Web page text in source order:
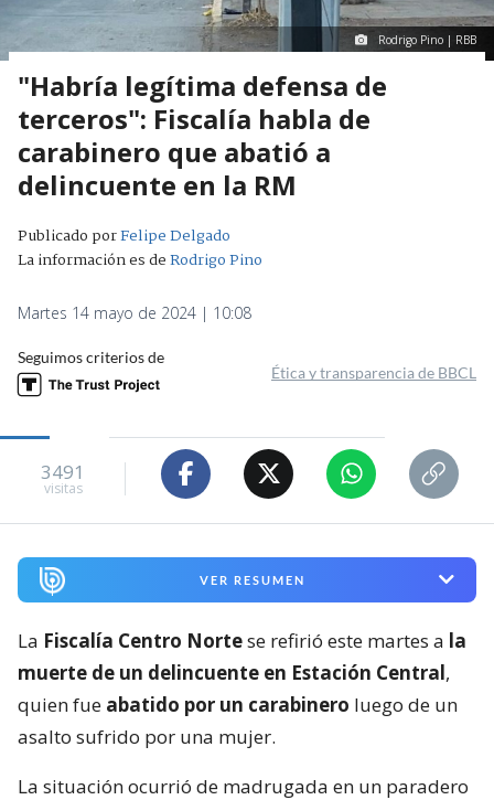
Rodrigo Pino | RBB
"Habría legítima defensa de
terceros": Fiscalía habla de
carabinero que abatió a
delincuente en la RM
Publicado porFelipe Delgado
La información es deRodrigo Pino
Martes 14 mayo de 2024 | 10:08
Seguimos criterios de
Ética y transparencia de BBCL
3491
visitas
VER RESUMEN
La Fiscalía Centro Nortese refirió este martes a la
muerte de un delincuente en Estación Central,
quien fue abatido por un carabinero luego de un
asalto sufrido por una mujer.
La situación ocurrió de madrugada en un paradero